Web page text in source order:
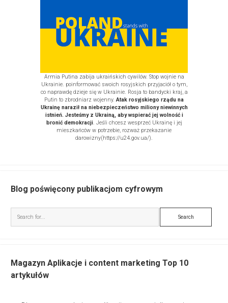
Armia Putina zabija ukraińskich cywilów. Stop wojnie na
Ukrainie. poinformować swoich rosyjskich przyjaciół o tym,
co naprawdę dzieje się w Ukrainie. Rosja to bandycki kraj, a
Putin to zbrodniarz wojenny.Atak rosyjskiego rządu na
Ukrainę naraził na niebezpieczeństwo miliony niewinnych
istnień. Jesteśmy z Ukrainą, aby wspierać jej wolność i
bronić demokracji. Jeśli chcesz wesprzeć Ukrainę i jej
mieszkańców w potrzebie, rozważ przekazanie
darowizny(https://u24.gov.ua/).
Blog poświęcony publikacjom cyfrowym
Search
Magazyn Aplikacje i content marketing Top 10
artykułów